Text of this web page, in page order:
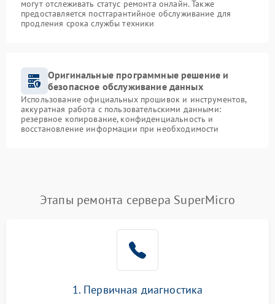
могут отслеживать статус ремонта онлайн. Также
предоставляется постгарантийное обслуживание для
продления срока службы техники
Оригинальные программные решение и
безопасное обслуживание данных
Использование официальных прошивок и инструментов,
аккуратная работа с пользовательскими данными:
резервное копирование, конфиденциальность и
восстановление информации при необходимости
Этапы ремонта сервера SuperMicro
1. Первичная диагностика